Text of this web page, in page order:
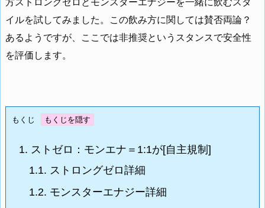
方ストロングゼロとモンスターエナジーを一緒に飲むスタ
イルを試してみました。この飲み方に関しては賛否両論？
あるようですが、ここでは非推奨というスタンスで安全性
を評価します。
もくじ
1. ストゼロ：モンエナ＝1:1が[自主規制]
1.1. ストロングゼロ詳細
1.2. モンスターエナジー詳細